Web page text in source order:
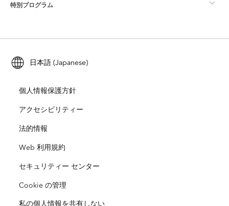
Esri ストア
ユーザー調査およびテスト
Esri Young Professionals Network
ロケーション インテリジェンス
トレーニング
ArcUser
ArcNews
ArcWatch
Esri Press
Esri ビデオ
Esri について
採用情報
オープンビジョン
企業行動規範
特別プログラム
ArcGIS for Student Use
自然保護
教育機関
人種的平等
日本語 (Japanese)
個人情報保護方針
アクセシビリティー
法的情報
Web 利用規約
セキュリティー センター
Cookie の管理
私の個人情報を共有しない